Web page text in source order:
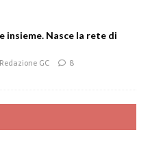
insieme. Nasce la rete di
Redazione GC 8